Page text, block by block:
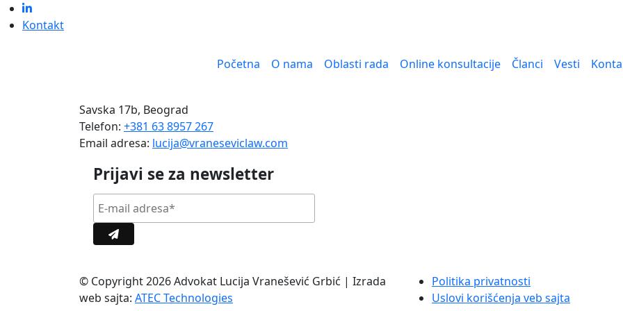
Kontakt
Početna O nama Oblasti rada Online konsultacije Članci Vesti
Savska 17b, Beograd
Telefon: +381 63 8957 267
Email adresa: lucija@vraneseviclaw.com
Prijavi se za newsletter
© Copyright 2026 Advokat Lucija Vranešević Grbić | Izrada
web sajta: ATEC Technologies
Politika privatnosti
Uslovi korišćenja veb sajta